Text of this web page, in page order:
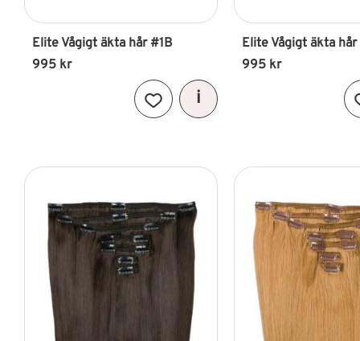
Elite Vågigt äkta hår #1B
995 kr
Lägg till i favoriter
Elite Vågigt äkta
995kr